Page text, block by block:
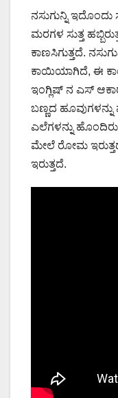
ನಸುಗುನ್ನಿ ಇದೊಂದು
ಮರಗಳ ಸುತ್ತ
ಕಾಣಸಿಗುತ್ತದೆ.
ಕಾಯಿಯಾಗಿದೆ, ಈ
ಇಂಗ್ಲಿಷ್ ನ ಎಸ್
ಬಣ್ಣದ ಹೂವುಗಳನ್ನು
ಎಲೆಗಳನ್ನು
ಮೇಲೆ ರೋಮ
ಇರುತ್ತದೆ.